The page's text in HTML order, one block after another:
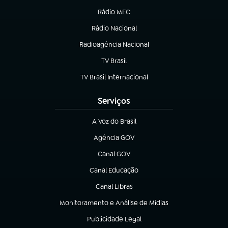
Rádio MEC
Rádio Nacional
(abre em nova aba)
Radioagência Nacional
(abre em nova aba)
TV Brasil
(abre em nova aba)
TV Brasil Internacional
(abre em nova aba)
Serviços
A Voz do Brasil
(abre em nova aba)
Agência GOV
(abre em nova aba)
Canal GOV
(abre em nova aba)
Canal Educação
(abre em nova aba)
Canal Libras
(abre em nova aba)
Monitoramento e Análise de Mídias
(abre em nova aba)
Publicidade Legal
(abre em nova aba)